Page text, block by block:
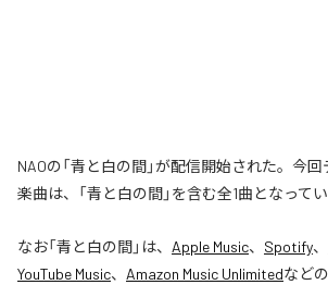
NAOの「青と白の間」が配信開始された。今
楽曲は、「青と白の間」を含む全1曲となってい
なお「青と白の間」は、 Apple Music、 Spotify、
YouTube Music、 Amazon Music Unlimitedなど